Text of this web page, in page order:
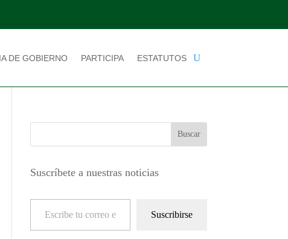
DE GOBIERNO PARTICIPA ESTATUTOS
Suscríbete a nuestras noticias
Escribe tu correo electrónico…
Suscribirse